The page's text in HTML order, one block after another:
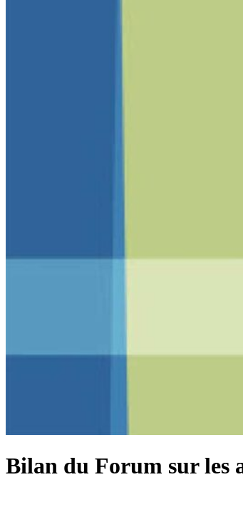
Bilan du Forum sur les